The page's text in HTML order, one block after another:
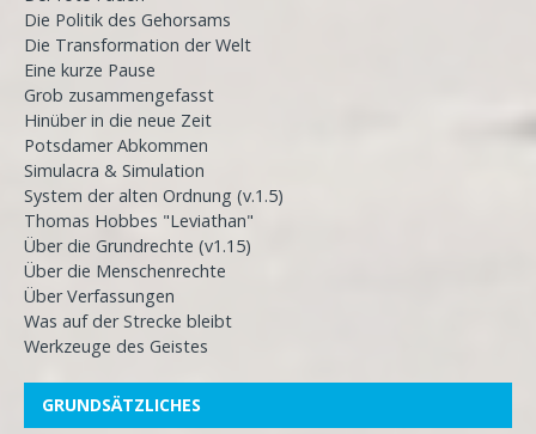
Die Politik des Gehorsams
Die Transformation der Welt
Eine kurze Pause
Grob zusammengefasst
Hinüber in die neue Zeit
Potsdamer Abkommen
Simulacra & Simulation
System der alten Ordnung (v.1.5)
Thomas Hobbes "Leviathan"
Über die Grundrechte (v1.15)
Über die Menschenrechte
Über Verfassungen
Was auf der Strecke bleibt
Werkzeuge des Geistes
GRUNDSÄTZLICHES